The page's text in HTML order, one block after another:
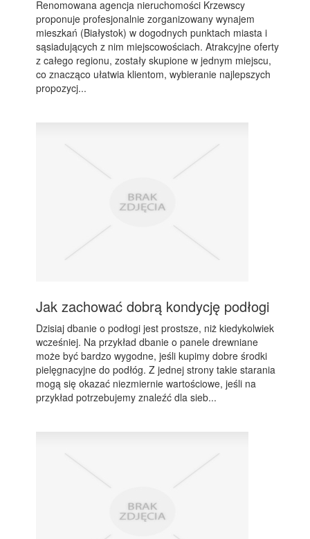
Renomowana agencja nieruchomości Krzewscy
proponuje profesjonalnie zorganizowany wynajem
mieszkań (Białystok) w dogodnych punktach miasta i
sąsiadujących z nim miejscowościach. Atrakcyjne oferty
z całego regionu, zostały skupione w jednym miejscu,
co znacząco ułatwia klientom, wybieranie najlepszych
propozycj...
Jak zachować dobrą kondycję podłogi
Dzisiaj dbanie o podłogi jest prostsze, niż kiedykolwiek
wcześniej. Na przykład dbanie o panele drewniane
może być bardzo wygodne, jeśli kupimy dobre środki
pielęgnacyjne do podłóg. Z jednej strony takie starania
mogą się okazać niezmiernie wartościowe, jeśli na
przykład potrzebujemy znaleźć dla sieb...